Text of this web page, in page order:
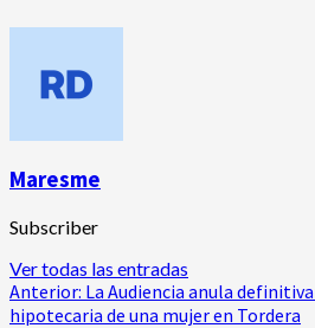
Maresme
Subscriber
Ver todas las entradas
Navegación
Anterior: La Audiencia anula
hipotecaria de una mujer en Tordera